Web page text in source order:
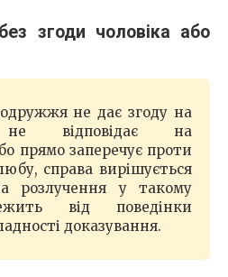
згоди чоловіка або
не дає згоду на
не відповідає на
прямо заперечує проти
справа вирішується
розлучення у такому
від поведінки
доказування.